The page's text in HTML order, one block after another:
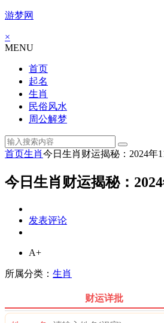
游梦网
×
MENU
首页
起名
生肖
民俗风水
周公解梦
首页生肖今日生肖财运揭秘：2024年
今日生肖财运揭秘：
发表评论
A+
所属分类： 生肖
财运详批